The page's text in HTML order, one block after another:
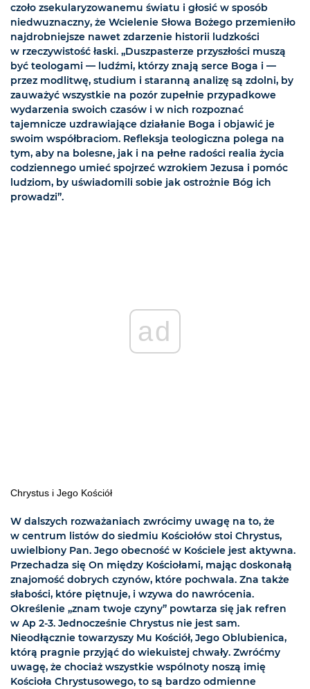
czoło zsekularyzowanemu światu i głosić w sposób
niedwuznaczny, że Wcielenie Słowa Bożego przemieniło
najdrobniejsze nawet zdarzenie historii ludzkości
w rzeczywistość łaski. „Duszpasterze przyszłości muszą
być teologami — ludźmi, którzy znają serce Boga i —
przez modlitwę, studium i staranną analizę są zdolni, by
zauważyć wszystkie na pozór zupełnie przypadkowe
wydarzenia swoich czasów i w nich rozpoznać
tajemnicze uzdrawiające działanie Boga i objawić je
swoim współbraciom. Refleksja teologiczna polega na
tym, aby na bolesne, jak i na pełne radości realia życia
codziennego umieć spojrzeć wzrokiem Jezusa i pomóc
ludziom, by uświadomili sobie jak ostrożnie Bóg ich
prowadzi”.
ad
Chrystus i Jego Kościół
W dalszych rozważaniach zwrócimy uwagę na to, że
w centrum listów do siedmiu Kościołów stoi Chrystus,
uwielbiony Pan. Jego obecność w Kościele jest aktywna.
Przechadza się On między Kościołami, mając doskonałą
znajomość dobrych czynów, które pochwala. Zna także
słabości, które piętnuje, i wzywa do nawrócenia.
Określenie „znam twoje czyny” powtarza się jak refren
w Ap 2-3. Jednocześnie Chrystus nie jest sam.
Nieodłącznie towarzyszy Mu Kościół, Jego Oblubienica,
którą pragnie przyjąć do wiekuistej chwały. Zwróćmy
uwagę, że chociaż wszystkie wspólnoty noszą imię
Kościoła Chrystusowego, to są bardzo odmienne